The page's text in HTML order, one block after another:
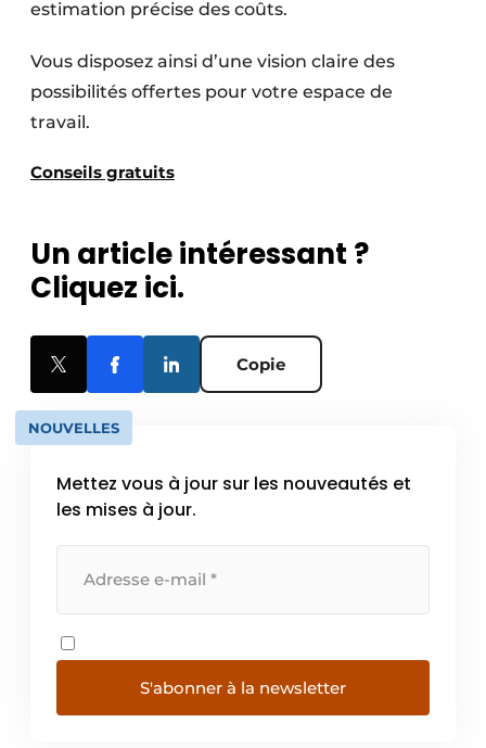
estimation précise des coûts.
Vous disposez ainsi d’une vision claire des
possibilités offertes pour votre espace de
travail.
Conseils gratuits
Un article intéressant ?
Cliquez ici.
Copie
NOUVELLES
Mettez vous à jour sur les nouveautés et
les mises à jour.
S'abonner à la newsletter